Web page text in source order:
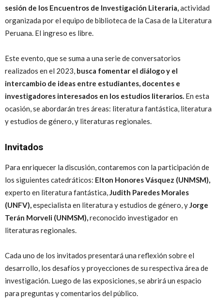
sesión de los Encuentros de Investigación Literaria,actividad
organizada por el equipo de biblioteca de la Casa de la Literatura
Peruana. El ingreso es libre.
Este evento, que se suma a una serie de conversatorios
realizados en el 2023, busca fomentar el diálogo y el
intercambio de ideas entre estudiantes, docentes e
investigadores interesados en los estudios literarios. En esta
ocasión, se abordarán tres áreas: literatura fantástica, literatura
y estudios de género, y literaturas regionales.
Invitados
Para enriquecer la discusión, contaremos con la participación de
los siguientes catedráticos: Elton Honores Vásquez (UNMSM),
experto en literatura fantástica,Judith Paredes Morales
(UNFV),especialista en literatura y estudios de género, yJorge
Terán Morveli (UNMSM),reconocido investigador en
literaturas regionales.
Cada uno de los invitados presentará una reflexión sobre el
desarrollo, los desafíos y proyecciones de su respectiva área de
investigación. Luego de las exposiciones, se abrirá un espacio
para preguntas y comentarios del público.